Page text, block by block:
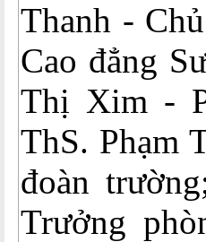
Thanh -
Cao đẳng
Thị Xim -
ThS. Phạm
đoàn
Trưởng